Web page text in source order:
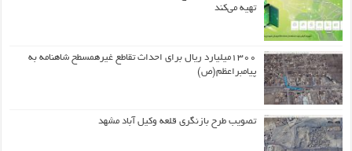
تهیه می‌کند
۱۳۰۰میلیارد ریال برای احداث تقاطع غیرهمسطح شاهنامه به
پیامبراعظم(ص)
تصویب طرح بازنگری قلعه وکیل آباد مشهد